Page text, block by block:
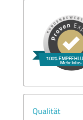
Qualität